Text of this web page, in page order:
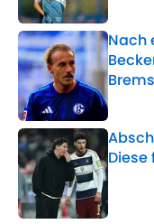
Nach
Diese